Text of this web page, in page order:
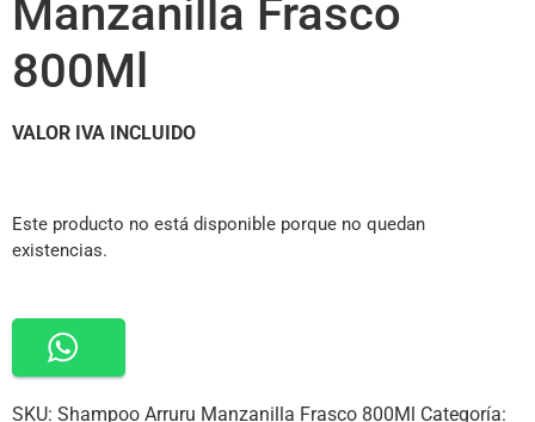
Manzanilla Frasco
800Ml
VALOR IVA INCLUIDO
Este producto no está disponible porque no quedan
existencias.
SKU: Shampoo Arruru Manzanilla Frasco 800Ml Categoría: